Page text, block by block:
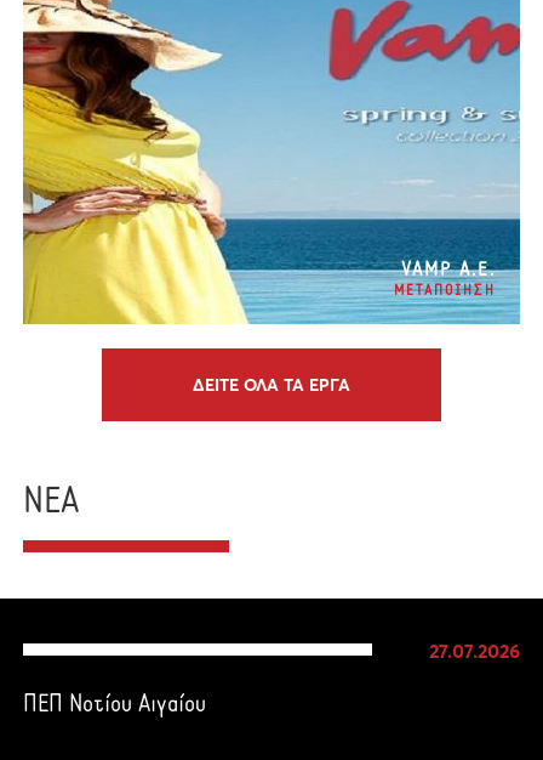
VAMP Α.Ε.
ΜΕΤΑΠΟΙΗΣΗ
ΔΕΙΤΕ ΟΛΑ ΤΑ ΕΡΓΑ
ΝΕΑ
27.07.2026
ΠΕΠ Νοτίου Αιγαίου